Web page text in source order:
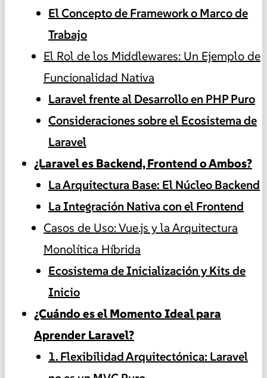
El Concepto de Framework o Marco de
Trabajo
El Rol de los Middlewares: Un Ejemplo de
Funcionalidad Nativa
Laravel frente al Desarrollo en PHP Puro
Consideraciones sobre el Ecosistema de
Laravel
¿Laravel es Backend, Frontend o Ambos?
La Arquitectura Base: El Núcleo Backend
La Integración Nativa con el Frontend
Casos de Uso: Vue.js y la Arquitectura
Monolítica Híbrida
Ecosistema de Inicialización y Kits de
Inicio
¿Cuándo es el Momento Ideal para
Aprender Laravel?
1. Flexibilidad Arquitectónica: Laravel